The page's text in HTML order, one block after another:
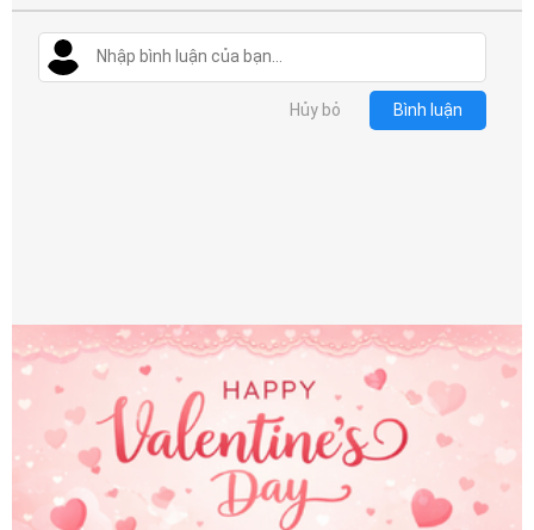
Hủy bỏ Bình luận